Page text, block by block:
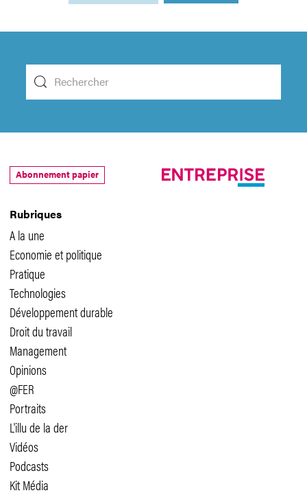
Rubriques
A la une
Economie et politique
Pratique
Technologies
Développement durable
Droit du travail
Management
Opinions
@FER
Portraits
L'illu de la der
Vidéos
Podcasts
Kit Média
Abonnement papier